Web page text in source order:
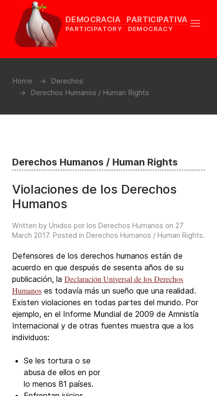
DEMOCRACIA PARTICIPATIVA
PARTICIPATORY DEMOCRACY
Home
Derechos
Derechos Humanos / Human Rights
Derechos Humanos / Human Rights
Violaciones de los Derechos
Humanos
Written by Unidos por los Derechos Humanos on 27
March 2017. Posted in Derechos Humanos / Human Rights.
Defensores de los derechos humanos están de
acuerdo en que después de sesenta años de su
publicación, la Declaración Universal de los Derechos
Humanos es todavía más un sueño que una realidad.
Existen violaciones en todas partes del mundo. Por
ejemplo, en el Informe Mundial de 2009 de Amnistía
Internacional y de otras fuentes muestra que a los
individuos:
Se les tortura o se
abusa de ellos en por
lo menos 81 países.